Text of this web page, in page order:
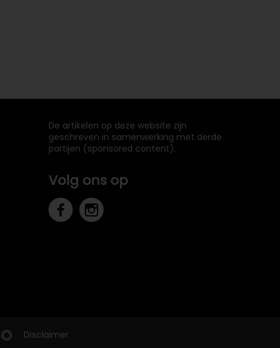
De artikelen op deze website zijn
geschreven in samenwerking met derde
partijen (sponsored content).
Volg ons op
Disclaimer